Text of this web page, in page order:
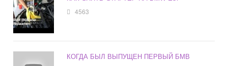
4563
КОГДА БЫЛ ВЫПУЩЕН ПЕРВЫЙ БМВ